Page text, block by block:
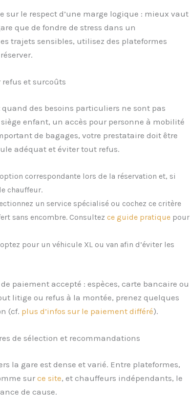
sur le respect d’une marge logique : mieux vaut
que de fondre de stress dans un
trajets sensibles, utilisez des plateformes
et surcoûts
des besoins particuliers ne sont pas
enfant, un accès pour personne à mobilité
de bagages, votre prestataire doit être
adéquat et éviter tout refus.
correspondante lors de la réservation et, si
chauffeur.
un service spécialisé ou cochez ce critère
sans encombre. Consultez ce guide pratiquepour
pour un véhicule XL ou van afin d’éviter les
paiement accepté : espèces, carte bancaire ou
litige ou refus à la montée, prenez quelques
(cf. plus d’infos sur le paiement différé).
de sélection et recommandations
la gare est dense et varié. Entre plateformes,
sur ce site, et chauffeurs indépendants, le
de cause.